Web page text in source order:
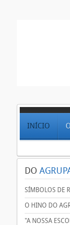
INÍCIO
DO
SÍMBOLOS DE
O HINO DO
"A NOSSA